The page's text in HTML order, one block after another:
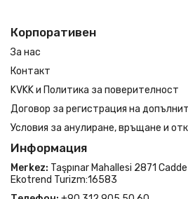
Корпоративен
За нас
Контакт
KVKK и Политика за поверителност
Договор за регистрация на
Условия за анулиране, връщане и
Информация
Merkez: Taşpınar Mahallesi 2871
Ekotrend Turizm:16583